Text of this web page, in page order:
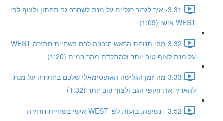
3.31- איך לגרור רגליים על מנת לשחרר גב תחתון ולצוף לפי
WEST אישי (1:09)
3.32 מהי תנוחת הראש הנכונה לכם בשחיית חתירה WEST
על מנת לצוף טוב יותר ולהתקדם מהר במים (1:20)
3.33 מה זמן הגלישה האופטימאלי שלכם בחתירה על מנת
להאריך את זוקפי הגב ולצוף טוב יותר (1:32)
3.52 - נשיפה, בועות לפי WEST אישי בשחיית חתירה